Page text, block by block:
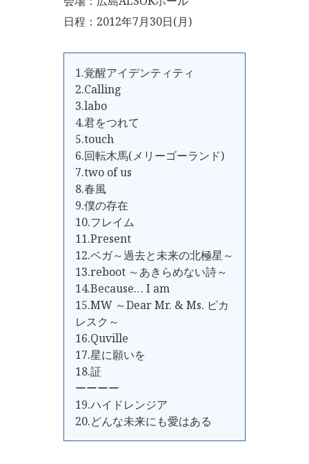
日程：2012年7月30日(月)
1.覚醒アイデンティティ
2.Calling
3.labo
4.君をつれて
5.touch
6.回転木馬(メリーゴーランド)
7.two of us
8.春風
9.僕の存在
10.フレイム
11.Present
12.ベガ～過去と未来の北極星～
13.reboot ～あきらめない詩～
14.Because… I am
15.MW ～Dear Mr. & Ms. ピカ
レスク～
16.Quville
17.星に願いを
18.証
ーーーー
19.ハイドレンジア
20.どんな未来にも愛はある